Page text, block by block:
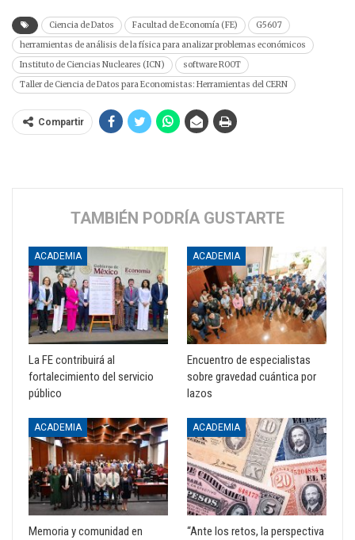
Ciencia de Datos Facultad de Economía (FE)
G5607
herramientas de análisis de la física para analizar problemas económicos
Instituto de Ciencias Nucleares (ICN)
software ROOT
Taller de Ciencia de Datos para Economistas: Herramientas del CERN
Compartir
TAMBIÉN PODRÍA GUSTARTE
ACADEMIA
La FE contribuirá al
fortalecimiento del servicio
público
ACADEMIA
Encuentro de especialistas
sobre gravedad cuántica por
lazos
ACADEMIA
Memoria y comunidad en
ACADEMIA
“Ante los retos, la perspectiva